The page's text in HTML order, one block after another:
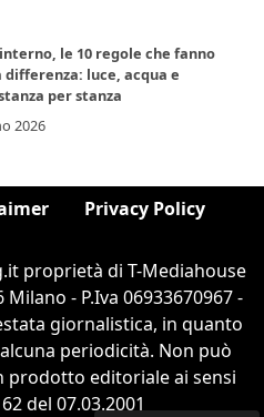
le 10 regole che fanno
differenza: luce, acqua e
per stanza
2026
Privacy Policy
proprietà di T-Mediahouse
Milano - P.Iva 06933670967 -
giornalistica, in quanto
periodicità. Non può
editoriale ai sensi
del 07.03.2001